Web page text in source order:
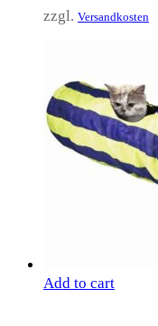
zzgl. Versandkosten
Add to cart